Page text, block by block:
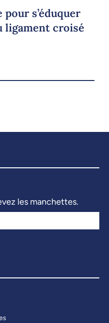
s’éduquer
ligament croisé
les manchettes.